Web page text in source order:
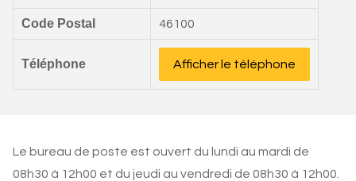
Code Postal 46100
Téléphone Afficher le téléphone
Le bureau de poste est ouvert du lundi au mardi de
08h30 à 12h00 et du jeudi au vendredi de 08h30 à 12h00.